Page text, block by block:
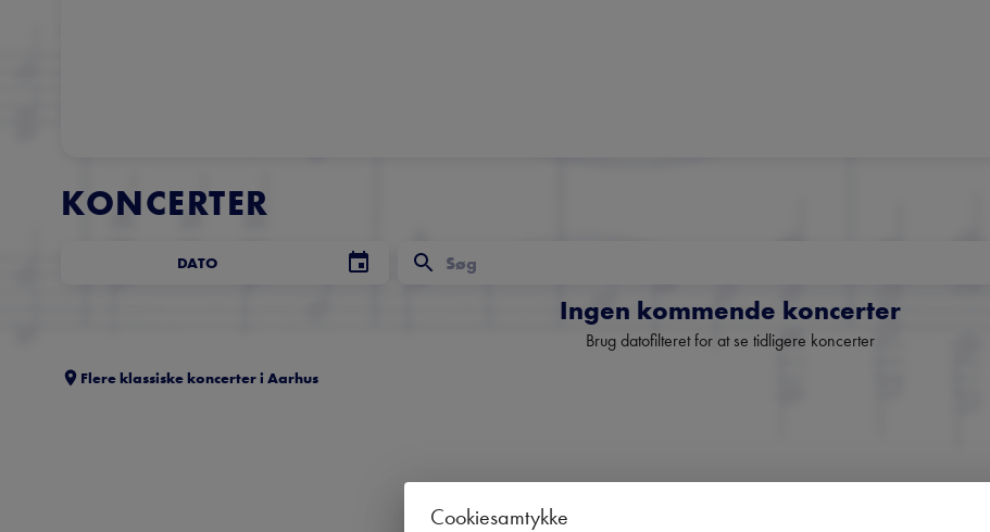
KONCERTER
DATO
Ingen kommende koncerter
Brug datofilteret for at se tidligere koncerter
Flere klassiske koncerter i Aarhus
Danmarks største nyhedsbrev
Cookiesamtykke